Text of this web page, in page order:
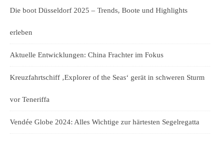
Die boot Düsseldorf 2025 – Trends, Boote und Highlights
erleben
Aktuelle Entwicklungen: China Frachter im Fokus
Kreuzfahrtschiff ‚Explorer of the Seas‘ gerät in schweren Sturm
vor Teneriffa
Vendée Globe 2024: Alles Wichtige zur härtesten Segelregatta